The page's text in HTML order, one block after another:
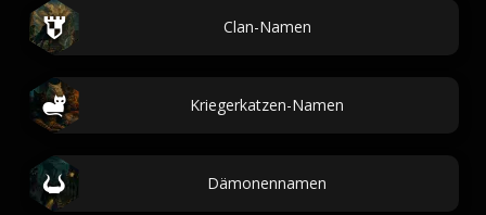
Clan-Namen
Kriegerkatzen-Namen
Dämonennamen